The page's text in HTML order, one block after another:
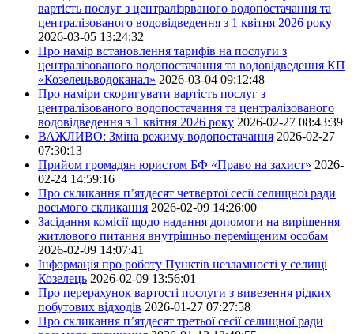
вартість послуг з централізрваного водопостачання та
централізованого водовідведення з 1 квітня 2026 року
2026-03-05 13:24:32
Про намір встановлення тарифів на послуги з
централізованого водопостачання та водовідведення КП
«Козелецьводоканал» 2026-03-04 09:12:48
Про наміри скоригувати вартість послуг з
централізованого водопостачання та централізованого
водовідведення з 1 квітня 2026 року 2026-02-27 08:43:39
ВАЖЛИВО: Зміна режиму водопостачання 2026-02-27
07:30:13
Прийом громадян юристом БФ «Право на захист» 2026-
02-24 14:59:16
Про скликання п’ятдесят четвертої сесії селищної ради
восьмого скликання 2026-02-09 14:26:00
Засідання комісії щодо надання допомоги на вирішення
житлового питання внутрішньо переміщеним особам
2026-02-09 14:07:41
Інформація про роботу Пунктів незламності у селищі
Козелець 2026-02-09 13:56:01
Про перерахунок вартості послуги з вивезення рідких
побутових відходів 2026-01-27 07:27:58
Про скликання п’ятдесят третьої сесії селищної ради